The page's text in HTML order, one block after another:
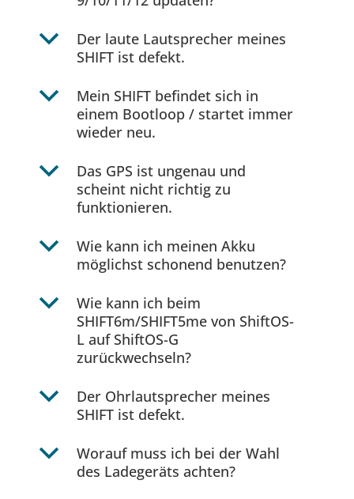
b
Der laute Lautsprecher meines
SHIFT ist defekt.
b
Mein SHIFT befindet sich in
einem Bootloop / startet immer
wieder neu.
b
Das GPS ist ungenau und
scheint nicht richtig zu
funktionieren.
b
Wie kann ich meinen Akku
möglichst schonend benutzen?
b
Wie kann ich beim
SHIFT6m/SHIFT5me von ShiftOS-
L auf ShiftOS-G
zurückwechseln?
b
Der Ohrlautsprecher meines
SHIFT ist defekt.
b
Worauf muss ich bei der Wahl
des Ladegeräts achten?